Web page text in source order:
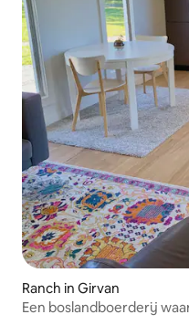
Ranch in Girvan
Een boslandboerderij